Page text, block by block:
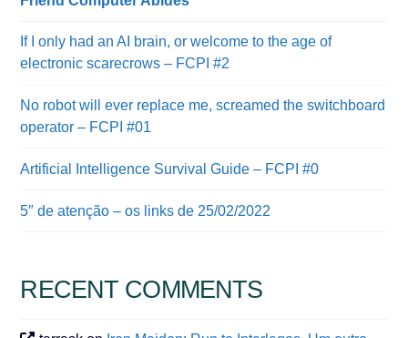
If I only had an AI brain, or welcome to the age of
electronic scarecrows – FCPI #2
No robot will ever replace me, screamed the switchboard
operator – FCPI #01
Artificial Intelligence Survival Guide – FCPI #0
5″ de atenção – os links de 25/02/2022
RECENT COMMENTS